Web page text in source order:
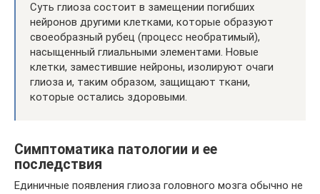
Суть глиоза состоит в замещении погибших
нейронов другими клетками, которые образуют
своеобразный рубец (процесс необратимый),
насыщенный глиальными элементами. Новые
клетки, заместившие нейроны, изолируют очаги
глиоза и, таким образом, защищают ткани,
которые остались здоровыми.
Симптоматика патологии и ее
последствия
Единичные появления глиоза головного мозга обычно не